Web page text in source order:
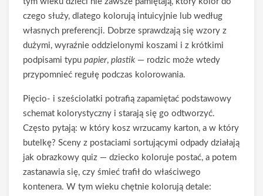
czego służy, dlatego kolorują intuicyjnie lub według
własnych preferencji. Dobrze sprawdzają się wzory z
dużymi, wyraźnie oddzielonymi koszami i z krótkimi
podpisami typu papier, plastik — rodzic może wtedy
przypomnieć regułę podczas kolorowania.
Pięcio- i sześciolatki potrafią zapamiętać podstawowy
schemat kolorystyczny i starają się go odtworzyć.
Często pytają: w który kosz wrzucamy karton, a w który
butelkę? Sceny z postaciami sortującymi odpady działają
jak obrazkowy quiz — dziecko koloruje postać, a potem
zastanawia się, czy śmieć trafił do właściwego
kontenera. W tym wieku chętnie kolorują detale: